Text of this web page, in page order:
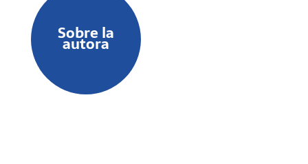
Sobre la
autora